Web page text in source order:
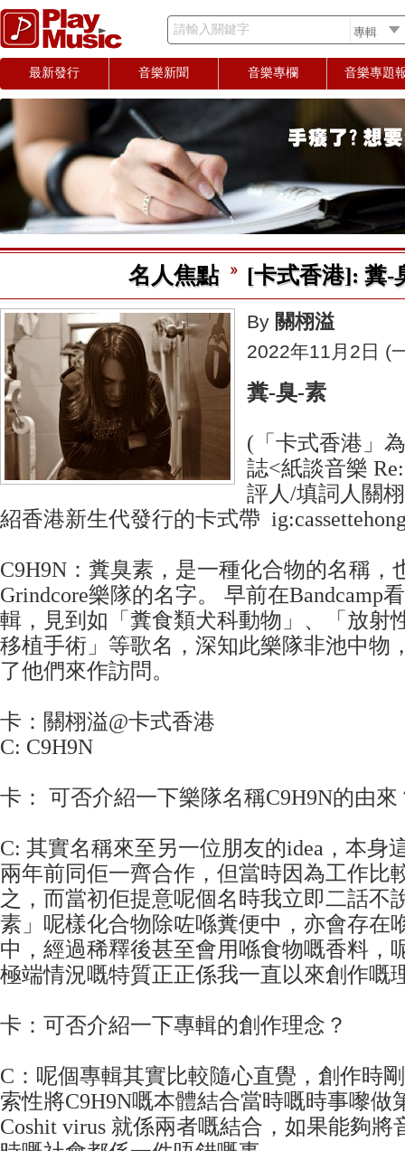
請輸入關鍵字
最新發行 音樂新聞 音樂專欄 音樂專題
名人焦點 ​[卡式香港]: 糞-
By 關栩溢
2022年11月2日 (
糞-臭-素
(「卡式香港」
誌<紙談音樂
評人/填詞人關
紹香港新生代發行的卡式帶
C9H9N：糞臭素，是一種化合物的名稱，
Grindcore樂隊的名字。 早前在Bandcamp
輯，見到如「糞食類犬科動物」、「放射
移植手術」等歌名，深知此樂隊非池中物
了他們來作訪問。
卡：關栩溢@卡式香港
C: C9H9N
卡： 可否介紹一下樂隊名稱C9H9N的由來
C: 其實名稱來至另一位朋友的idea，本身
兩年前同佢一齊合作，但當時因為工作比
之，而當初佢提意呢個名時我立即二話不
素」呢樣化合物除咗喺糞便中，亦會存在
中，經過稀釋後甚至會用喺食物嘅香料，
極端情況嘅特質正正係我一直以來創作嘅
卡：可否介紹一下專輯的創作理念？
C：呢個專輯其實比較隨心直覺，創作時
索性將C9H9N嘅本體結合當時嘅時事嚟做
Coshit virus 就係兩者嘅結合，如果能夠將